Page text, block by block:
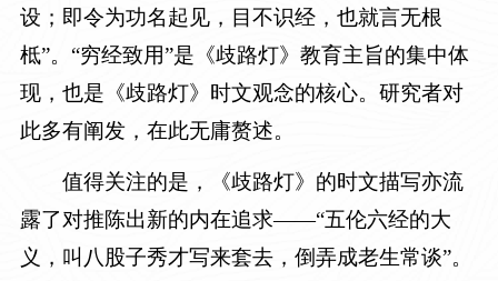
设；即令为功名起见，目不识经，也就言无根
柢”。 “穷经致用”是《歧路灯》教育主旨的集中体
现，也是《歧路灯》时文观念的核心。研究者对
此多有阐发，在此无庸赘述。
值得关注的是，《歧路灯》的时文描写亦流
露了对推陈出新的内在追求——“五伦六经的大
义，叫八股子秀才写来套去，倒弄成老生常谈”。